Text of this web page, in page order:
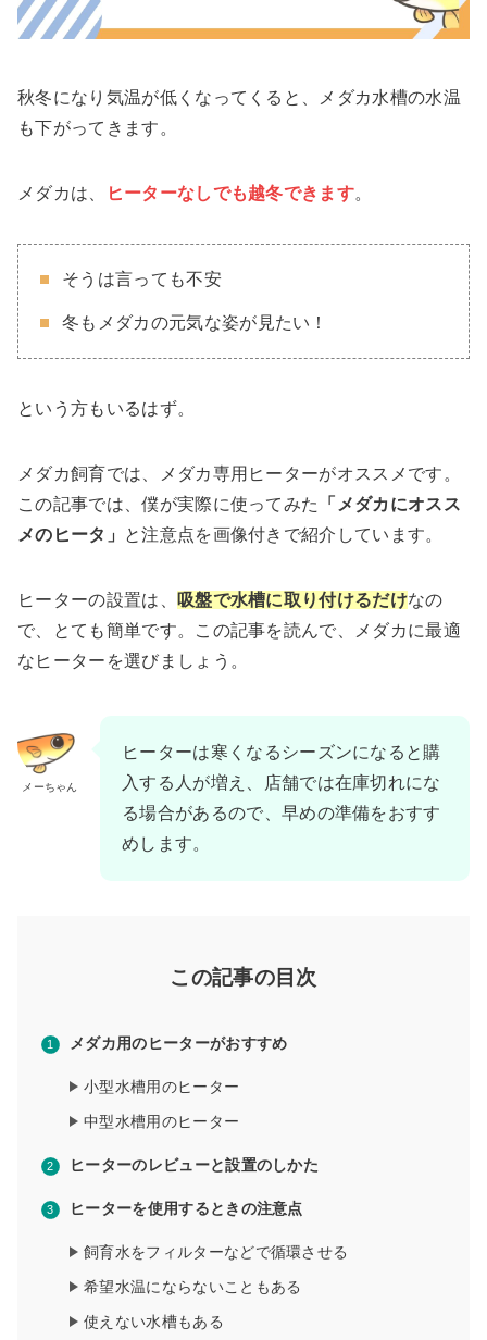
秋冬になり気温が低くなってくると、メダカ水槽の水温
も下がってきます。
メダカは、 ヒーターなしでも越冬できます。
そうは言っても不安
冬もメダカの元気な姿が見たい！
という方もいるはず。
メダカ飼育では、メダカ専用ヒーターがオススメです。
この記事では、僕が実際に使ってみた
「メダカにオスス
メのヒータ」
と注意点を画像付きで紹介しています。
ヒーターの設置は、 吸盤で水槽に取り付けるだけなの
で、とても簡単です。この記事を読んで、メダカに最適
なヒーターを選びましょう。
メーちゃん
ヒーターは寒くなるシーズンになると購
入する人が増え、店舗では在庫切れにな
る場合があるので、早めの準備をおすす
めします。
この記事の目次
メダカ用のヒーターがおすすめ
小型水槽用のヒーター
中型水槽用のヒーター
ヒーターのレビューと設置のしかた
ヒーターを使用するときの注意点
飼育水をフィルターなどで循環させる
希望水温にならないこともある
使えない水槽もある